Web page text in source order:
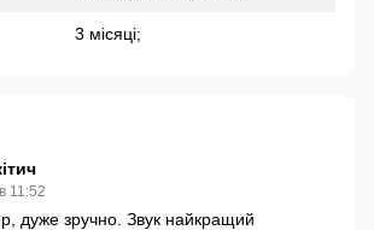
3 місяці;
11:52
дуже зручно. Звук найкращий